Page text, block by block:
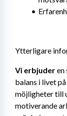
Ytterligare
Vi erbjuder en
balans i livet
möjligheter till
motiverande